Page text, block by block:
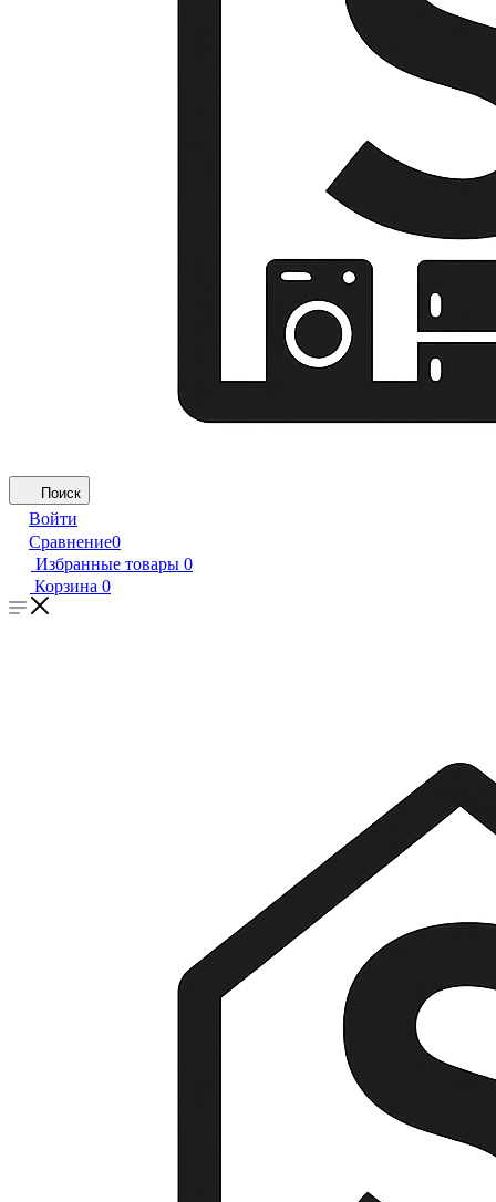
Поиск
Войти
Сравнение0
Избранные товары 0
Корзина 0